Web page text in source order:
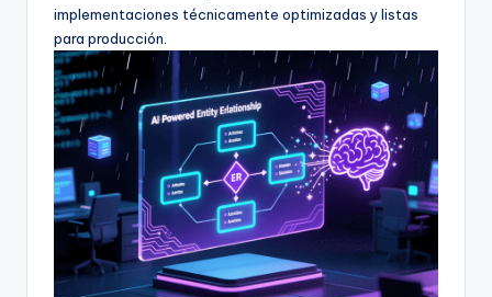
si
implementaciones técnicamente optimizadas y listas
para producción.